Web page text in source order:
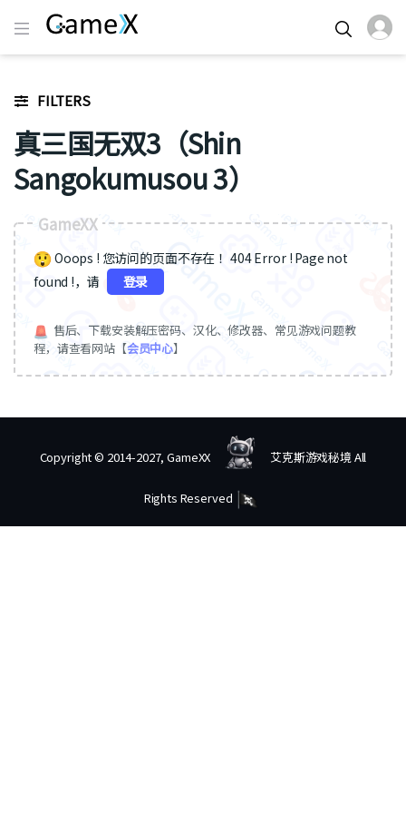
FILTERS
真三国无双3（Shin
Sangokumusou 3）
GameXX
Ooops ! 您访问的页面不存在 ！404 Error ! Page not
found !，请
登录
售后、下载安装解压密码、汉化、修改器、常见游戏问题教
程，请查看网站【会员中心】
Copyright © 2014-2027, GameXX 艾克斯游戏秘境 All
Rights Reserved